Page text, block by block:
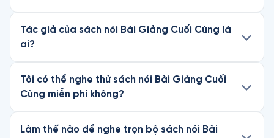
Tác giả của sách nói Bài Giảng Cuối Cùng là
ai?
Tôi có thể nghe thử sách nói Bài Giảng Cuối
Cùng miễn phí không?
Làm thế nào để nghe trọn bộ sách nói Bài